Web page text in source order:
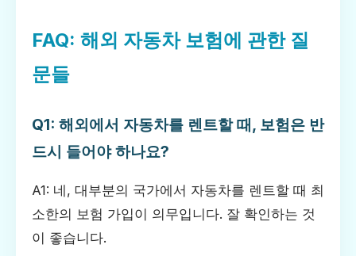
FAQ: 해외 자동차 보험에 관한 질
문들
Q1: 해외에서 자동차를 렌트할 때, 보험은 반
드시 들어야 하나요?
A1: 네, 대부분의 국가에서 자동차를 렌트할 때 최
소한의 보험 가입이 의무입니다. 잘 확인하는 것
이 좋습니다.